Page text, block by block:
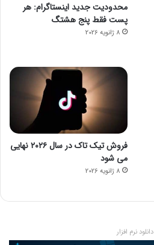
محدودیت جدید اینستاگرام: هر
پست فقط پنج هشتگ
8 ژانویه 2026
فروش تیک تاک در سال ۲۰۲۶ نهایی
می شود
8 ژانویه 2026
دانلود نرم افزار